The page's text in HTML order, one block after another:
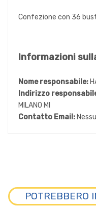
Confezione con 36
Informazioni
Nome responsabile:
Indirizzo
MILANO MI
Contatto Email:
POTREBBERO